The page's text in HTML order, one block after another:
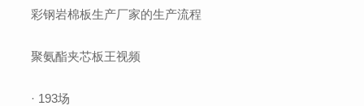
彩钢岩棉板生产厂家的生产流程
聚氨酯夹芯板王视频
· 193场